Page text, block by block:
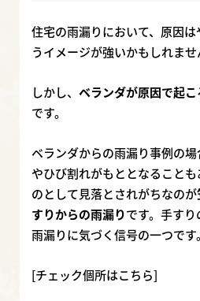
住宅の雨漏りにおいて、原因
うイメージが強いかもしれませ
しかし、 ベランダが原因で起
です。
ベランダからの雨漏り事例の
やひび割れがもととなること
のとして見落とされがちなのが
すりからの雨漏りです。手す
雨漏りに気づく信号の一つです。
[チェック個所はこちら]